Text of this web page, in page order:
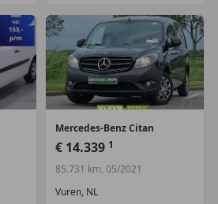
Mercedes-BenzCitan
€ 14.339 1
85.731 km, 05/2021
Vuren, NL